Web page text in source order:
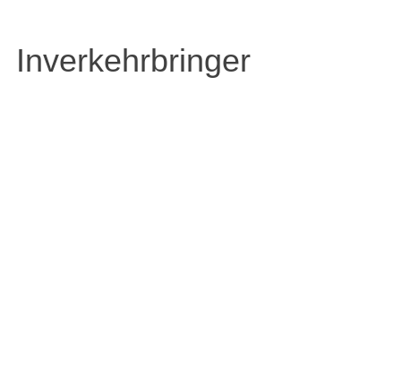
Inverkehrbringer